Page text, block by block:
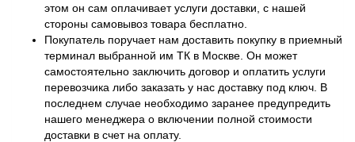
этом он сам оплачивает услуги доставки, с нашей
стороны самовывоз товара бесплатно.
Покупатель поручает нам доставить покупку в приемный
терминал выбранной им ТК в Москве. Он может
самостоятельно заключить договор и оплатить услуги
перевозчика либо заказать у нас доставку под ключ. В
последнем случае необходимо заранее предупредить
нашего менеджера о включении полной стоимости
доставки в счет на оплату.